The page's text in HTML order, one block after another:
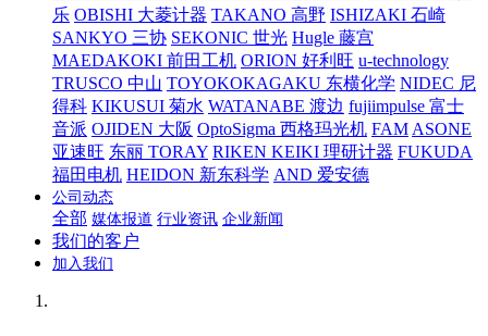
乐 OBISHI 大菱计器 TAKANO 高野 ISHIZAKI 石崎
SANKYO 三协 SEKONIC 世光 Hugle 藤宫
MAEDAKOKI 前田工机 ORION 好利旺 u-technology
TRUSCO 中山 TOYOKOKAGAKU 东横化学 NIDEC 尼
得科 KIKUSUI 菊水 WATANABE 渡边 fujiimpulse 富士
音派 OJIDEN 大阪 OptoSigma 西格玛光机 FAM ASONE
亚速旺 东丽 TORAY RIKEN KEIKI 理研计器 FUKUDA
福田电机 HEIDON 新东科学 AND 爱安德
公司动态
全部 媒体报道 行业资讯 企业新闻
我们的客户
加入我们